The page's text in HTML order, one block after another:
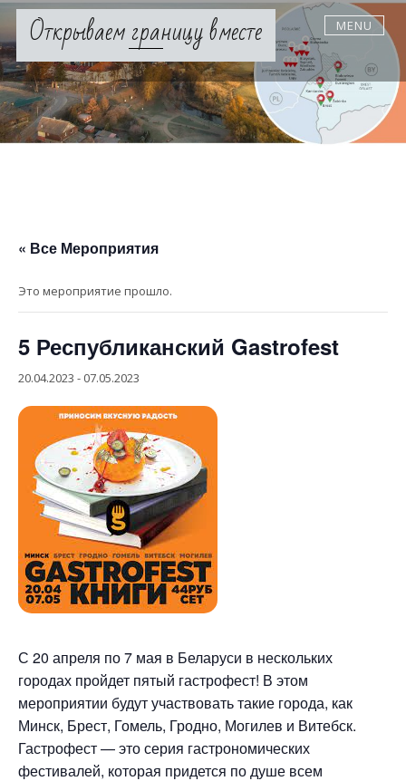
Skip
contentОткрываем границу вместе MENU
« Все Мероприятия
Это мероприятие прошло.
5 Республиканский Gastrofest
20.04.2023 - 07.05.2023
С 20 апреля по 7 мая в Беларуси в нескольких
городах пройдет пятый гастрофест! В этом
мероприятии будут участвовать такие города, как
Минск, Брест, Гомель, Гродно, Могилев и Витебск.
Гастрофест — это серия гастрономических
фестивалей, которая придется по душе всем